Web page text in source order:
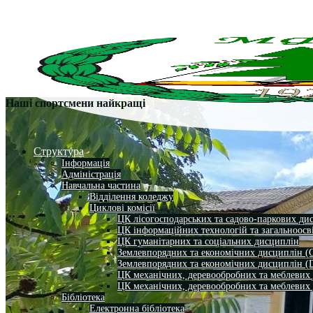
Структура
Інформація
Адміністрація
Навчальна частина
Відділення коледжу
Циклові комісії
ЦК лісогосподарських та садово-паркових
ЦК інформаційних технологій та
ЦК гуманітарних та соціальних дисциплін
Землевпорядних та економічних дисциплін
Землевпорядних та економічних дисциплін
ЦК механічних, деревообробних та
ЦК механічних, деревообробних та
Бібліотека
Електронна бібліотека
Наші спортсмени найкращі